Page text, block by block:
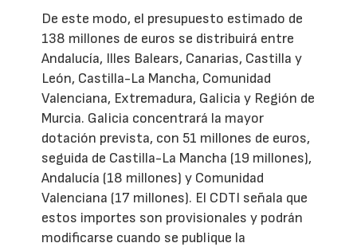
De este modo, el presupuesto estimado de
138 millones de euros se distribuirá entre
Andalucía, Illes Balears, Canarias, Castilla y
León, Castilla-La Mancha, Comunidad
Valenciana, Extremadura, Galicia y Región de
Murcia. Galicia concentrará la mayor
dotación prevista, con 51 millones de euros,
seguida de Castilla-La Mancha (19 millones),
Andalucía (18 millones) y Comunidad
Valenciana (17 millones). El CDTI señala que
estos importes son provisionales y podrán
modificarse cuando se publique la